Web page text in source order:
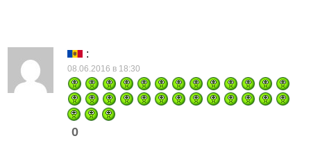
:
08.06.2016 в 18:30
0